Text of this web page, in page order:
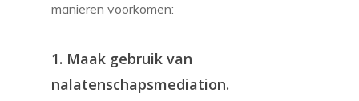
manieren voorkomen:
1. Maak gebruik van
nalatenschapsmediation.